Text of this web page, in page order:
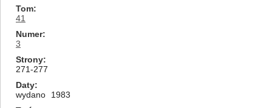
Tom
41
Numer
3
Strony
271-277
Daty
wydano
1983